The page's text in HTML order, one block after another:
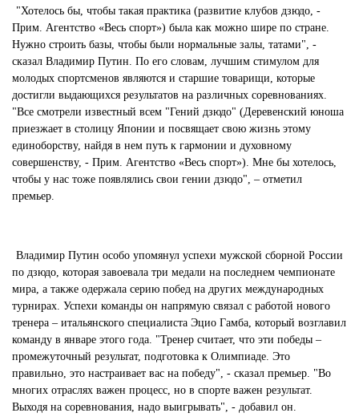
"Хотелось бы, чтобы такая практика (развитие клубов дзюдо, -
Прим. Агентство «Весь спорт») была как можно шире по стране.
Нужно строить базы, чтобы были нормальные залы, татами", -
сказал Владимир Путин. По его словам, лучшим стимулом для
молодых спортсменов являются и старшие товарищи, которые
достигли выдающихся результатов на различных соревнованиях.
"Все смотрели известный всем "Гений дзюдо" (Деревенский юноша
приезжает в столицу Японии и посвящает свою жизнь этому
единоборству, найдя в нем путь к гармонии и духовному
совершенству, - Прим. Агентство «Весь спорт»). Мне бы хотелось,
чтобы у нас тоже появлялись свои гении дзюдо", – отметил
премьер.
Владимир Путин особо упомянул успехи мужской сборной России
по дзюдо, которая завоевала три медали на последнем чемпионате
мира, а также одержала серию побед на других международных
турнирах. Успехи команды он напрямую связал с работой нового
тренера – итальянского специалиста Эцио Гамба, который возглавил
команду в январе этого года. "Тренер считает, что эти победы –
промежуточный результат, подготовка к Олимпиаде. Это
правильно, это настраивает вас на победу", - сказал премьер. "Во
многих отраслях важен процесс, но в спорте важен результат.
Выходя на соревнования, надо выигрывать", - добавил он.